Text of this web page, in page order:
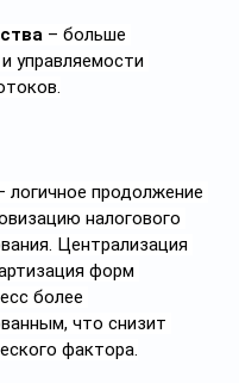
– больше
управляемости
логичное продолжение
налогового
Централизация
форм
более
что снизит
фактора.